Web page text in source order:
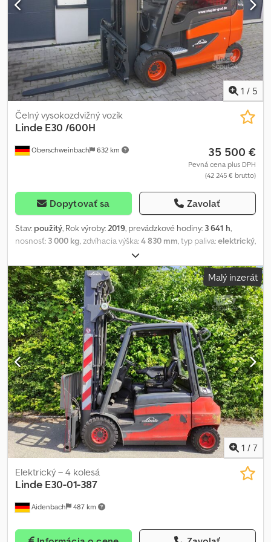
1 / 5
Oberschweinbach 632 km
Čelný vysokozdvižný vozík
Linde E30 /600H
35 500 €
Pevná cena plus DPH
(42 245 € brutto)
Dopytovať sa Zavolať
Stav: použitý, Rok výroby:2019, prevádzkové hodiny: 3 641 h,
nosnosť: 3 000 kg, zdvíhacia výška:4 830 mm, typ paliva:elektrický,
, stavebná výška:
percento, farba:iný, Prídavné zariadenia: bočný posúvač,
zariadenie na nastavenie vidlíc. Špeciálna výbava: 3. ventil, 4. ventil,
čelné sklo, polokabína, plná kabína, plný voľný zdvih. Cedpjtraiujfx
Anmoha
Malý inzerát
1 / 7
Aidenbach 487 km
Elektrický – 4 kolesá
Linde E30-01-387